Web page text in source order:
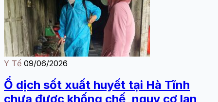
Y Tế 09/06/2026
Ổ dịch sốt xuất huyết tại Hà Tĩnh
chưa được khống chế, nguy cơ lan